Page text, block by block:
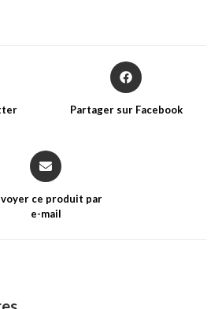
Opens
in
Partager sur Facebook
Opens
in
new
ce produit par
e-mail